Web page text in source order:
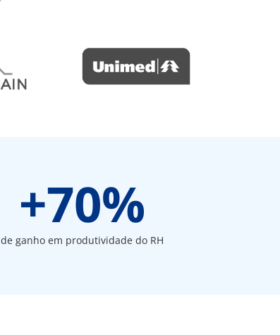
de ganho em produtividade do RH
+70%